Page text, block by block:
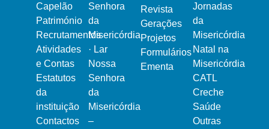
Capelão
Património
Recrutamentos
Atividades
e Contas
Estatutos
da
instituição
Contactos
Senhora
da
Misericórdia
· Lar
Nossa
Senhora
da
Misericórdia
–
Revista
Gerações
Projetos
Formulários
Ementa
Jornadas
da
Misericórdia
Natal na
Misericórdia
CATL
Creche
Saúde
Outras